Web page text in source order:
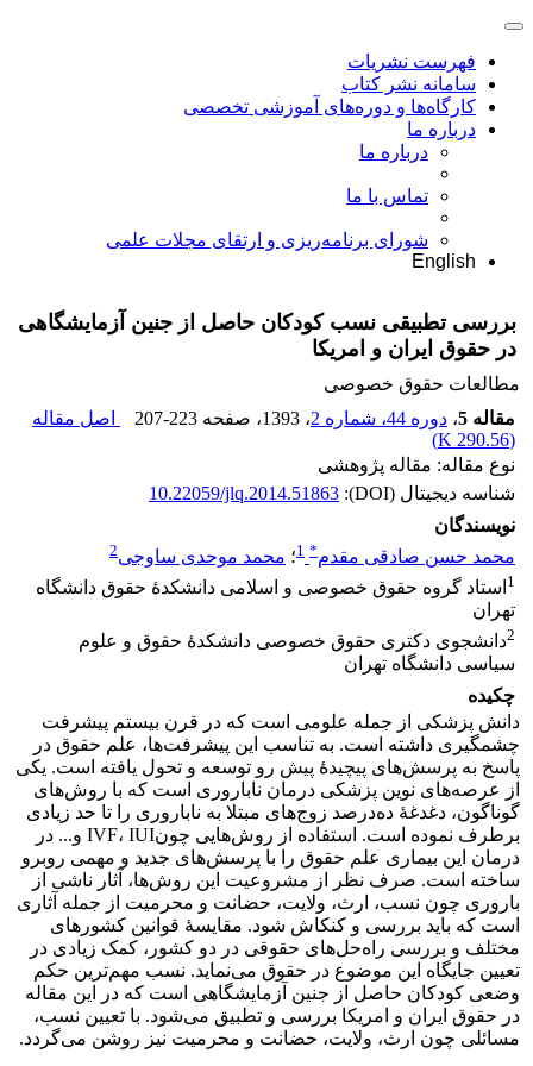
فهرست نشریات
سامانه نشر کتاب
کارگاه‌ها و دوره‌های آموزشی تخصصی
درباره ما
درباره ما
تماس با ما
شورای برنامه‌ریزی و ارتقای مجلات علمی
English
بررسی تطبیقی نسب کودکان حاصل از جنین آزمایشگاهی
در حقوق ایران و امریکا
مطالعات حقوق خصوصی
مقاله 5
، دوره 44، شماره 2 ، 1393 ، صفحه 207-223
اصل مقاله
(
290.56 K
)
نوع مقاله: مقاله پژوهشی
شناسه دیجیتال (DOI):
10.22059/jlq.2014.51863
نویسندگان
محمد حسن صادقی مقدم*
1؛ محمد موحدی ساوجی2
1 استاد گروه حقوق خصوصی و اسلامی دانشکدۀ حقوق دانشگاه
تهران
2دانشجوی دکتری حقوق خصوصی دانشکدۀ حقوق و علوم
سیاسی دانشگاه تهران
چکیده
دانش پزشکی از جمله علومی است که در قرن بیستم پیشرفت
چشمگیری داشته است. به تناسب این پیشرفت‌ها، علم حقوق در
پاسخ به پرسش‌های پیچیدۀ پیش رو توسعه و تحول یافته است. یکی
از عرصه‌های نوین پزشکی درمان ناباروری است که با روش‌های
گوناگون، دغدغۀ ده‌درصد زوج‌های مبتلا به ناباروری را تا حد زیادی
برطرف نموده است. استفاده از روش‌هایی چونIVF، IUI و... در
درمان این بیماری علم حقوق را با پرسش‌های جدید و مهمی روبرو
ساخته است. صرف نظر از مشروعیت این روش‌ها، آثار ناشی از
باروری چون نسب، ارث، ولایت، حضانت و محرمیت از جمله آثاری
است که باید بررسی و کنکاش شود. مقایسۀ قوانین کشورهای
مختلف و بررسی راه‌حل‌های حقوقی در دو کشور، کمک زیادی در
تعیین جایگاه این موضوع در حقوق می‌نماید. نسب مهم‌ترین حکم
وضعی کودکان حاصل از جنین آزمایشگاهی است که در این مقاله
در حقوق ایران و امریکا بررسی و تطبیق می‌‌شود. با تعیین نسب،
مسائلی چون ارث، ولایت، حضانت و محرمیت نیز روشن می‌‌گردد.